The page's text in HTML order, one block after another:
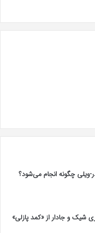
ویلی چگونه انجام می‌شود؟
شیک و جادار از «کمد پازلی»